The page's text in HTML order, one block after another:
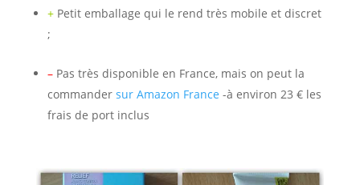
+Petit emballage qui le rend très mobile et discret
;
–Pas très disponible en France, mais on peut la
commander sur Amazon France -à environ 23 € les
frais de port inclus